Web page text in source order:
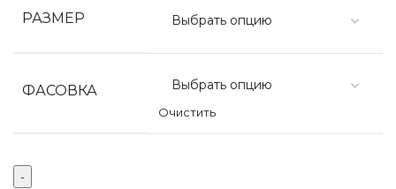
РАЗМЕР
ФАСОВКА
Очистить